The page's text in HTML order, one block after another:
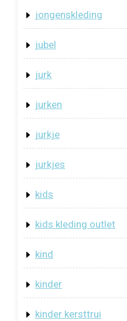
jongenskleding
jubel
jurk
jurken
jurkje
jurkjes
kids
kids kleding outlet
kind
kinder
kinder kersttrui